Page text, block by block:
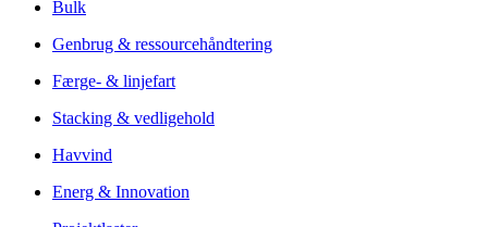
Bulk
Genbrug & ressourcehåndtering
Færge- & linjefart
Stacking & vedligehold
Havvind
Energ & Innovation